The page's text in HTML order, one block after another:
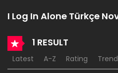
I Log In Alone Türkçe
1 RESULT
Latest A-Z Rating